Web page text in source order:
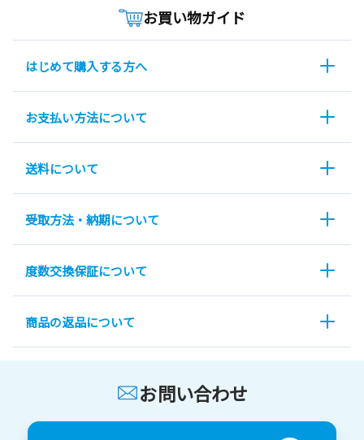
お買い物ガイド
はじめて購入する方へ
お支払い方法について
送料について
受取方法・納期について
度数交換保証について
商品の返品について
お問い合わせ